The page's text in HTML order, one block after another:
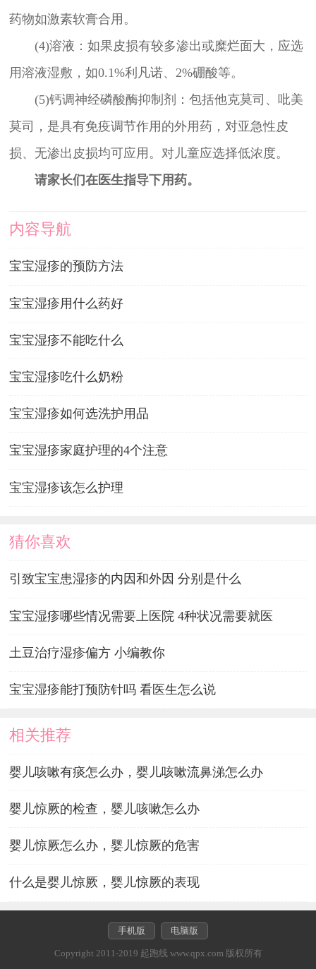
药物如激素软膏合用。
(4)溶液：如果皮损有较多渗出或糜烂面大，应选
用溶液湿敷，如0.1%利凡诺、2%硼酸等。
(5)钙调神经磷酸酶抑制剂：包括他克莫司、吡美
莫司，是具有免疫调节作用的外用药，对亚急性皮
损、无渗出皮损均可应用。对儿童应选择低浓度。
请家长们在医生指导下用药。
内容导航
宝宝湿疹的预防方法
宝宝湿疹用什么药好
宝宝湿疹不能吃什么
宝宝湿疹吃什么奶粉
宝宝湿疹如何选洗护用品
宝宝湿疹家庭护理的4个注意
宝宝湿疹该怎么护理
猜你喜欢
引致宝宝患湿疹的内因和外因 分别是什么
宝宝湿疹哪些情况需要上医院 4种状况需要就医
土豆治疗湿疹偏方 小编教你
宝宝湿疹能打预防针吗 看医生怎么说
相关推荐
婴儿咳嗽有痰怎么办，婴儿咳嗽流鼻涕怎么办
婴儿惊厥的检查，婴儿咳嗽怎么办
婴儿惊厥怎么办，婴儿惊厥的危害
什么是婴儿惊厥，婴儿惊厥的表现
手机版 电脑版
Copyright 2011-2019 起跑线 www.qpx.com 版权所有